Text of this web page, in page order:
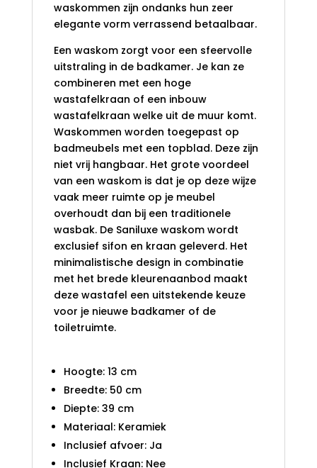
waskommen zijn ondanks hun zeer
elegante vorm verrassend betaalbaar.
Een waskom zorgt voor een sfeervolle
uitstraling in de badkamer. Je kan ze
combineren met een hoge
wastafelkraan of een inbouw
wastafelkraan welke uit de muur komt.
Waskommen worden toegepast op
badmeubels met een topblad. Deze zijn
niet vrij hangbaar. Het grote voordeel
van een waskom is dat je op deze wijze
vaak meer ruimte op je meubel
overhoudt dan bij een traditionele
wasbak. De Saniluxe waskom wordt
exclusief sifon en kraan geleverd. Het
minimalistische design in combinatie
met het brede kleurenaanbod maakt
deze wastafel een uitstekende keuze
voor je nieuwe badkamer of de
toiletruimte.
Hoogte: 13 cm
Breedte: 50 cm
Diepte: 39 cm
Materiaal: Keramiek
Inclusief afvoer: Ja
Inclusief Kraan: Nee